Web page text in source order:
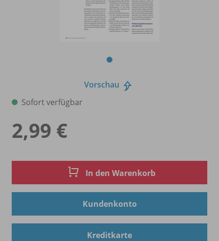
Vorschau
Sofort verfügbar
2,99 €
In den Warenkorb
Kundenkonto
Kreditkarte